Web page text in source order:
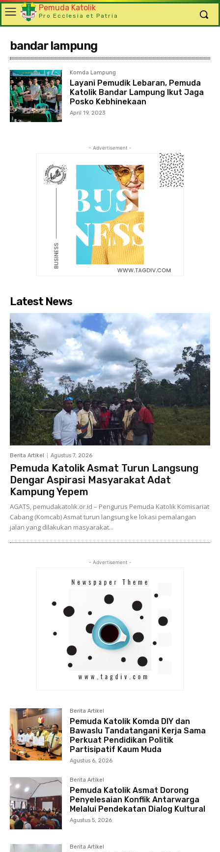
Pemuda Katolik
Pro Ecclesia et Patria
bandar lampung
Komda Lampung
Layani Pemudik Lebaran, Pemuda
Katolik Bandar Lampung Ikut Jaga
Posko Kebhinekaan
April 19, 2023
- Advertisement -
Latest News
Berita Artikel Agustus 7, 2026
Pemuda Katolik Asmat Turun Langsung
Dengar Aspirasi Masyarakat Adat
Kampung Yepem
AGATS, pemudakatolik.or.id – Pengurus Pemuda Katolik Komisariat
Cabang (Komcab) Asmat turun langsung ke lokasi pemalangan
jalan yang dilakukan masyarakat...
- Advertisement -
Berita Artikel
Pemuda Katolik Komda DIY dan
Bawaslu Tandatangani Kerja Sama
Perkuat Pendidikan Politik
Partisipatif Kaum Muda
Agustus 6, 2026
Berita Artikel
Pemuda Katolik Asmat Dorong
Penyelesaian Konflik Antarwarga
Melalui Pendekatan Dialog Kultural
Agustus 5, 2026
Berita Artikel